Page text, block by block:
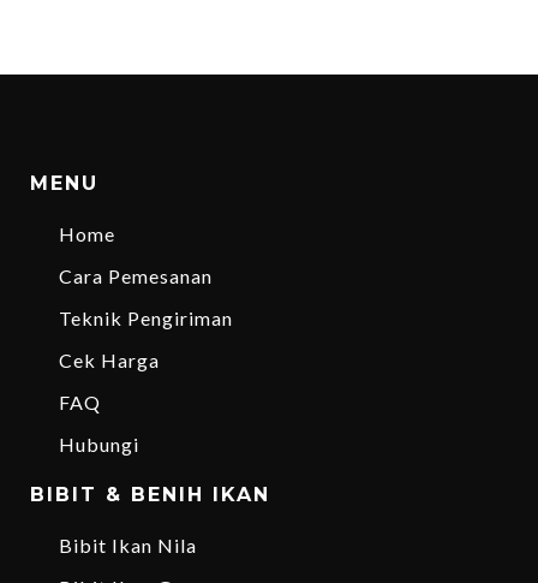
MENU
Home
Cara Pemesanan
Teknik Pengiriman
Cek Harga
FAQ
Hubungi
BIBIT & BENIH IKAN
Bibit Ikan Nila